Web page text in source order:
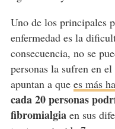
Uno de los principales
enfermedad es la
consecuencia, no se
personas la sufren en
apuntan a que es más
cada 20 personas
fibromialgiaen sus